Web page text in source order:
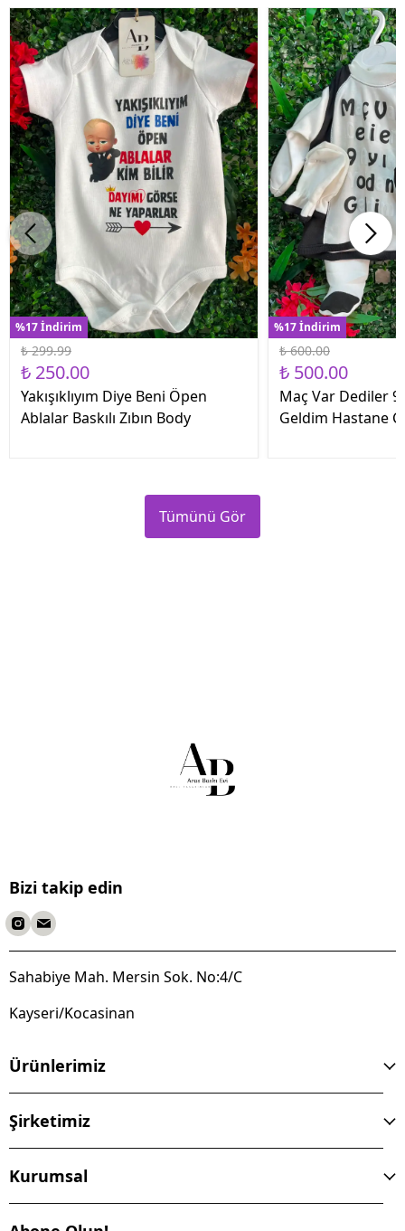
%17 İndirim
₺ 299.99
₺ 250.00
Yakışıklıyım Diye Beni Öpen
Ablalar Baskılı Zıbın Body
%17 İndirim
₺ 600.00
₺ 500.00
Maç Var Dediler 9
Geldim Hastane
Tümünü Gör
Bizi takip edin
Sahabiye Mah. Mersin Sok. No:4/C
Kayseri/Kocasinan
Ürünlerimiz
Şirketimiz
Kurumsal